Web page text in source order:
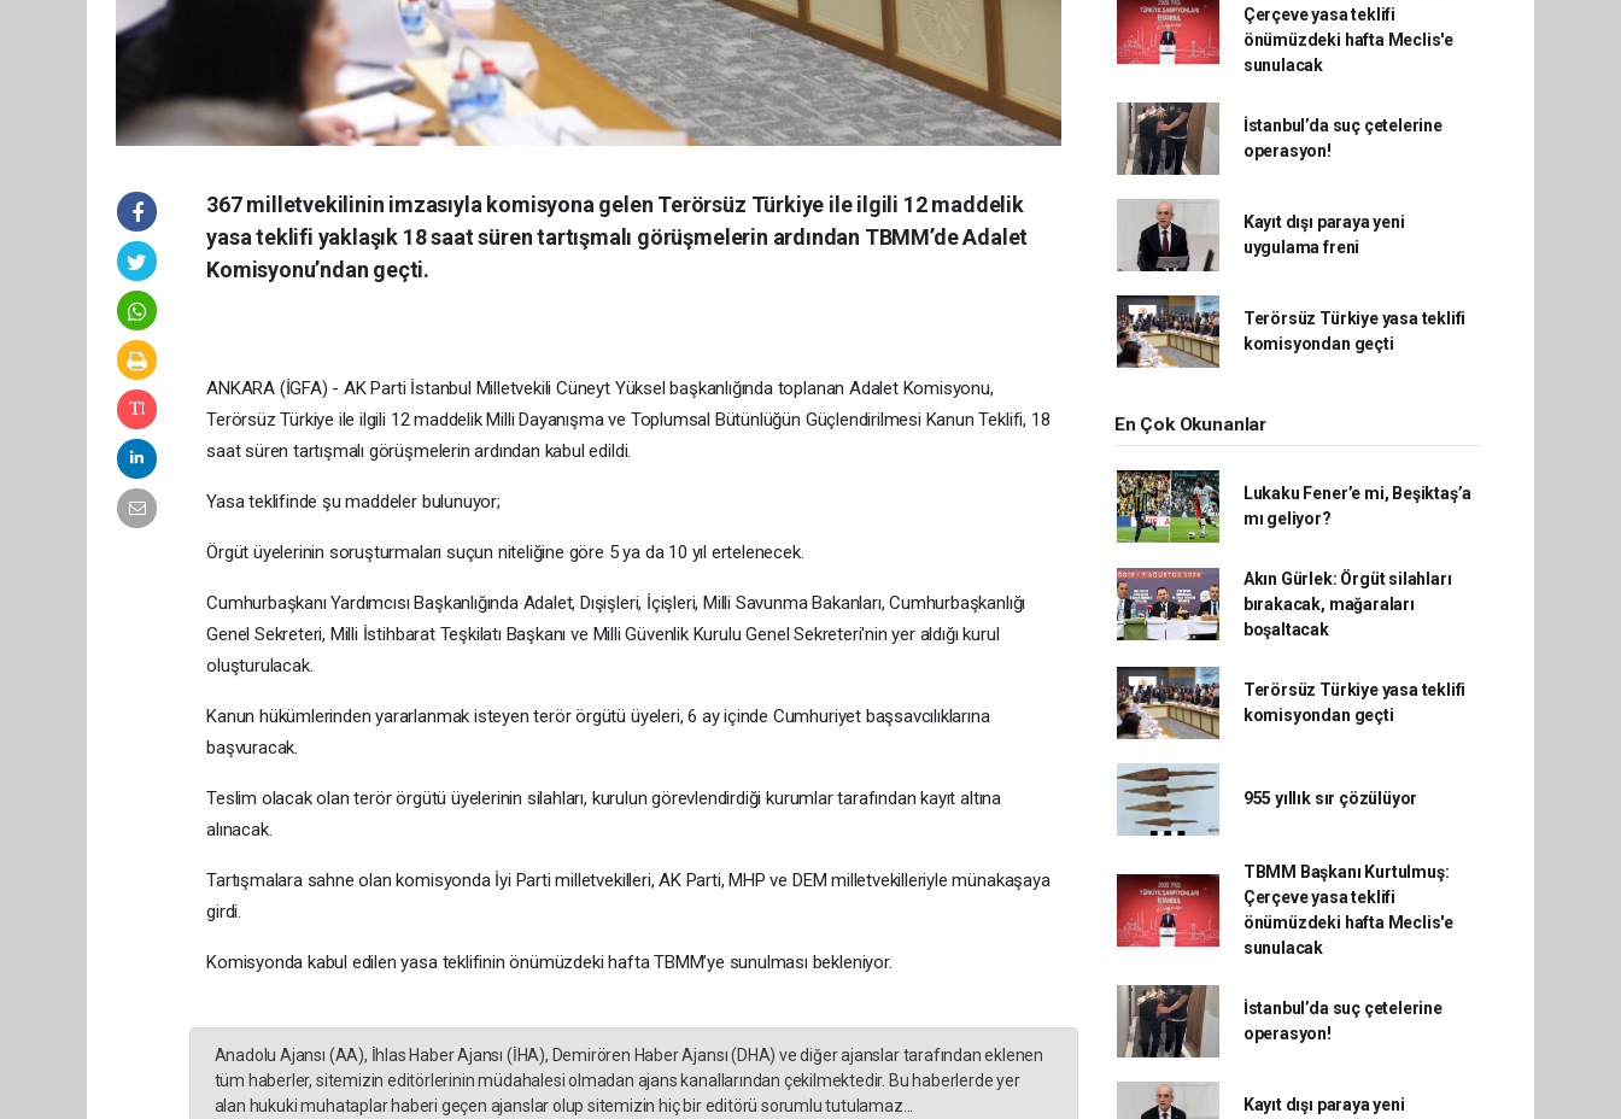
367 milletvekilinin imzasıyla komisyona gelen Terörsüz Türkiye ile ilgili 12 maddelik
yasa teklifi yaklaşık 18 saat süren tartışmalı görüşmelerin ardından TBMM’de Adalet
Komisyonu’ndan geçti.
ANKARA (İGFA) - AK Parti İstanbul Milletvekili Cüneyt Yüksel başkanlığında toplanan Adalet Komisyonu,
Terörsüz Türkiye ile ilgili 12 maddelik Milli Dayanışma ve Toplumsal Bütünlüğün Güçlendirilmesi Kanun Teklifi, 18
saat süren tartışmalı görüşmelerin ardından kabul edildi.
Yasa teklifinde şu maddeler bulunuyor;
Örgüt üyelerinin soruşturmaları suçun niteliğine göre 5 ya da 10 yıl ertelenecek.
Cumhurbaşkanı Yardımcısı Başkanlığında Adalet, Dışişleri, İçişleri, Milli Savunma Bakanları, Cumhurbaşkanlığı
Genel Sekreteri, Milli İstihbarat Teşkilatı Başkanı ve Milli Güvenlik Kurulu Genel Sekreteri'nin yer aldığı kurul
oluşturulacak.
Kanun hükümlerinden yararlanmak isteyen terör örgütü üyeleri, 6 ay içinde Cumhuriyet başsavcılıklarına
başvuracak.
Teslim olacak olan terör örgütü üyelerinin silahları, kurulun görevlendirdiği kurumlar tarafından kayıt altına
alınacak.
Tartışmalara sahne olan komisyonda İyi Parti milletvekilleri, AK Parti, MHP ve DEM milletvekilleriyle münakaşaya
girdi.
Komisyonda kabul edilen yasa teklifinin önümüzdeki hafta TBMM’ye sunulması bekleniyor.
Anadolu Ajansı (AA), İhlas Haber Ajansı (İHA), Demirören Haber Ajansı (DHA) ve diğer ajanslar tarafından eklenen
tüm haberler, sitemizin editörlerinin müdahalesi olmadan ajans kanallarından çekilmektedir. Bu haberlerde yer
alan hukuki muhataplar haberi geçen ajanslar olup sitemizin hiç bir editörü sorumlu tutulamaz...
Çerçeve yasa teklifi
önümüzdeki hafta Meclis'e
sunulacak
İstanbul’da suç çetelerine
operasyon!
Kayıt dışı paraya yeni
uygulama freni
Terörsüz Türkiye yasa teklifi
komisyondan geçti
En Çok Okunanlar
Lukaku Fener’e mi, Beşiktaş’a
mı geliyor?
Akın Gürlek: Örgüt silahları
bırakacak, mağaraları
boşaltacak
Terörsüz Türkiye yasa teklifi
komisyondan geçti
955 yıllık sır çözülüyor
TBMM Başkanı Kurtulmuş:
Çerçeve yasa teklifi
önümüzdeki hafta Meclis'e
sunulacak
İstanbul’da suç çetelerine
operasyon!
Kayıt dışı paraya yeni